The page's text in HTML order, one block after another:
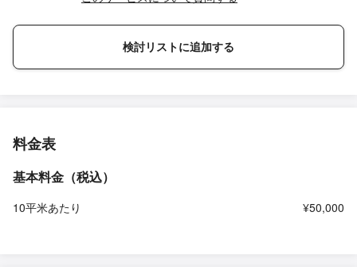
検討リストに追加する
料金表
基本料金（税込）
10平米あたり ¥50,000